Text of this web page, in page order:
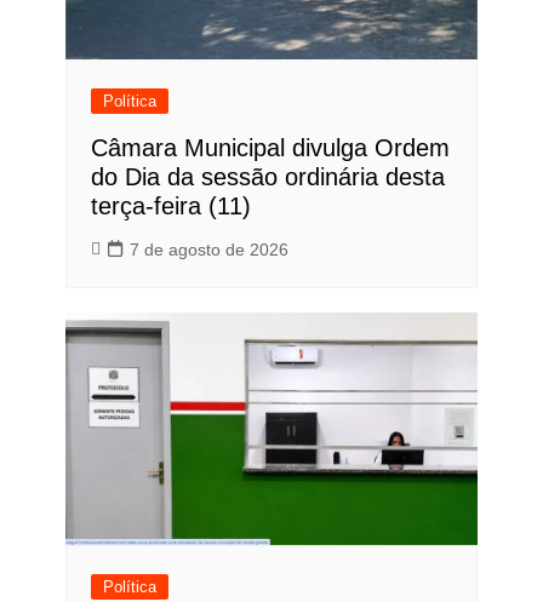
Política
Câmara Municipal divulga Ordem
do Dia da sessão ordinária desta
terça-feira (11)
7 de agosto de 2026
Política